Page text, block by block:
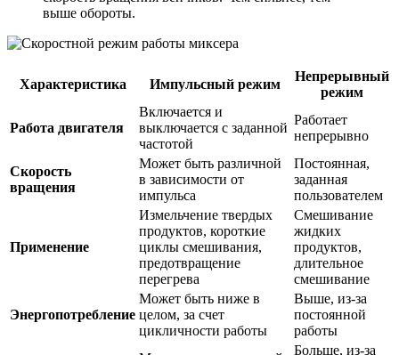
выше обороты.
Характеристика Импульсный режим
Непрерывный
режим
Работа двигателя
Включается и
выключается с заданной
частотой
Работает
непрерывно
Скорость
вращения
Может быть различной
в зависимости от
импульса
Постоянная,
заданная
пользователем
Применение
Измельчение твердых
продуктов, короткие
циклы смешивания,
предотвращение
перегрева
Смешивание
жидких
продуктов,
длительное
смешивание
Энергопотребление
Может быть ниже в
целом, за счет
цикличности работы
Выше, из-за
постоянной
работы
Больше, из-за